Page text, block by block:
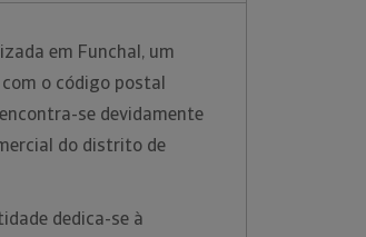
em Funchal, um
o código postal
se devidamente
do distrito de
dedica-se à